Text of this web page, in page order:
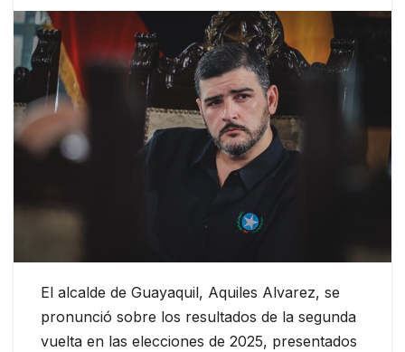
El alcalde de Guayaquil, Aquiles Alvarez, se
pronunció sobre los resultados de la segunda
vuelta en las elecciones de 2025, presentados